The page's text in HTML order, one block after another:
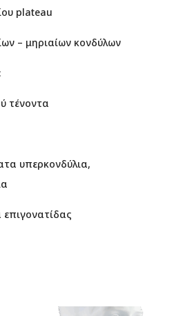
plateau
– μηριαίων κονδύλων
τένοντα
υπερκονδύλια,